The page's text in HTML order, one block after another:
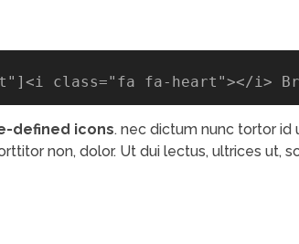
]<i class="fa fa-heart "></i>
defined icons. nec dictum nunc tortor id
non, dolor. Ut dui lectus, ultrices ut,